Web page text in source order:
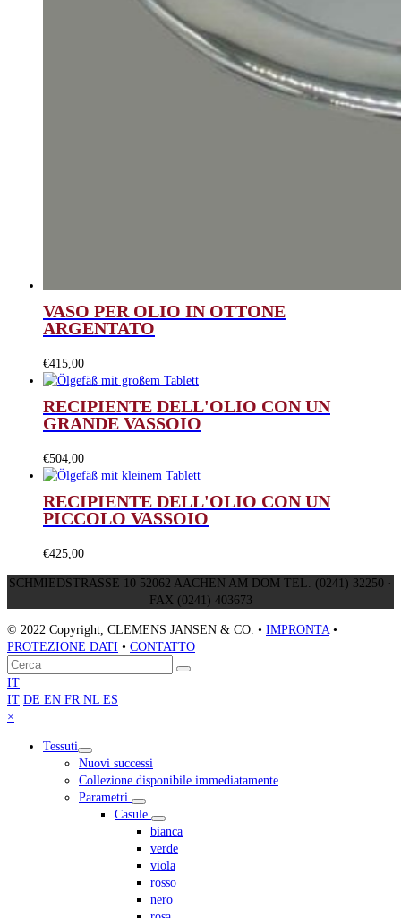
VASO PER OLIO IN OTTONE
ARGENTATO
€415,00
RECIPIENTE DELL'OLIO CON UN
GRANDE VASSOIO
€504,00
RECIPIENTE DELL'OLIO CON UN
PICCOLO VASSOIO
€425,00
SCHMIEDSTRASSE 10 52062 AACHEN AM DOM TEL. (0241) 32250 ·
FAX (0241) 403673
© 2022 Copyright, CLEMENS JANSEN & CO. • IMPRONTA•
PROTEZIONE DATI • CONTATTO
Torna
in
cima
Cerca
Invia
IT
IT DE EN FR NL ES
×
menu
Tessuti
Nuovi successi
Collezione disponibile immediatamente
Parametri
Casule
bianca
verde
viola
rosso
nero